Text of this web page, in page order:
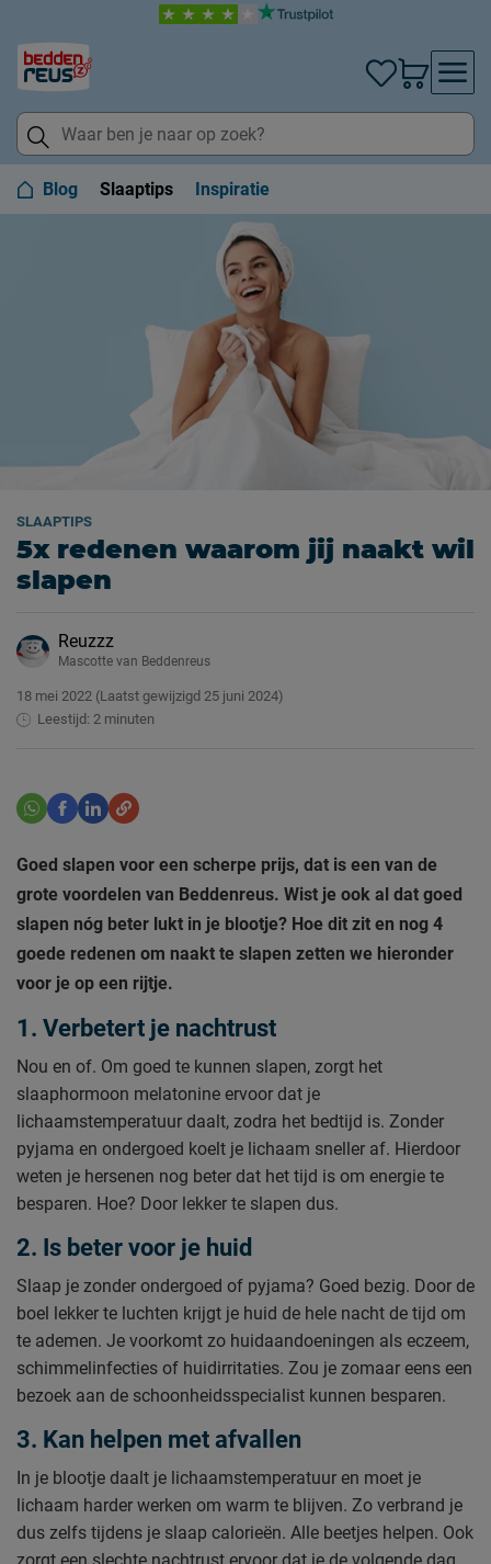
Blog Slaaptips Inspiratie
SLAAPTIPS
5x redenen waarom jij naakt wil
slapen
Reuzzz
Mascotte van Beddenreus
18 mei 2022 (Laatst gewijzigd 25 juni 2024)
Leestijd: 2 minuten
Goed slapen voor een scherpe prijs, dat is een van de
grote voordelen van Beddenreus. Wist je ook al dat goed
slapen nóg beter lukt in je blootje? Hoe dit zit en nog 4
goede redenen om naakt te slapen zetten we hieronder
voor je op een rijtje.
1. Verbetert je nachtrust
Nou en of. Om goed te kunnen slapen, zorgt het
slaaphormoon melatonine ervoor dat je
lichaamstemperatuur daalt, zodra het bedtijd is. Zonder
pyjama en ondergoed koelt je lichaam sneller af. Hierdoor
weten je hersenen nog beter dat het tijd is om energie te
besparen. Hoe? Door lekker te slapen dus.
2. Is beter voor je huid
Slaap je zonder ondergoed of pyjama? Goed bezig. Door de
boel lekker te luchten krijgt je huid de hele nacht de tijd om
te ademen. Je voorkomt zo huidaandoeningen als eczeem,
schimmelinfecties of huidirritaties. Zou je zomaar eens een
bezoek aan de schoonheidsspecialist kunnen besparen.
3. Kan helpen met afvallen
In je blootje daalt je lichaamstemperatuur en moet je
lichaam harder werken om warm te blijven. Zo verbrand je
dus zelfs tijdens je slaap calorieën. Alle beetjes helpen. Ook